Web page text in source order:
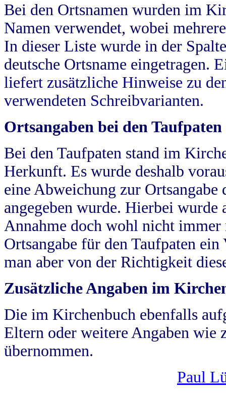
Bei den Ortsnamen wurden im
Namen verwendet, wobei
In dieser Liste wurde in der
deutsche Ortsname eingetragen.
liefert zusätzliche Hinweise zu
verwendeten Schreibvarianten.
Ortsangaben bei den Taufpaten
Bei den Taufpaten stand im
Herkunft. Es wurde deshalb
eine Abweichung zur
angegeben wurde. Hierbei wurde
Annahme doch wohl nicht
Ortsangabe für den Taufpaten
man aber von der Richtigkeit
Zusätzliche Angaben im
Die im Kirchenbuch ebenfalls
Eltern oder weitere Angaben wie
übernommen.
Paul